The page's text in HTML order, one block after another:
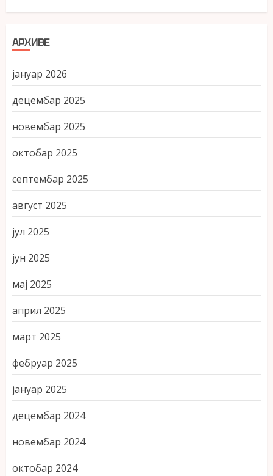
АРХИВЕ
јануар 2026
децембар 2025
новембар 2025
октобар 2025
септембар 2025
август 2025
јул 2025
јун 2025
мај 2025
април 2025
март 2025
фебруар 2025
јануар 2025
децембар 2024
новембар 2024
октобар 2024